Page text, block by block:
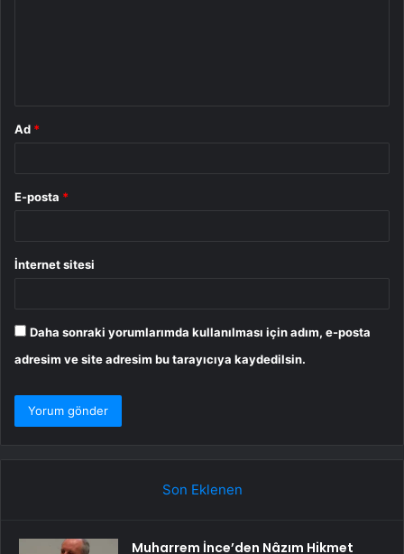
Ad *
E-posta *
İnternet sitesi
Daha sonraki yorumlarımda kullanılması için adım, e-posta
adresim ve site adresim bu tarayıcıya kaydedilsin.
Son Eklenen
Muharrem İnce’den Nâzım Hikmet